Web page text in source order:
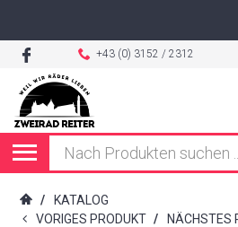
+43 (0) 3152 / 2312
/
KATALOG
VORIGES PRODUKT / NÄCHSTES